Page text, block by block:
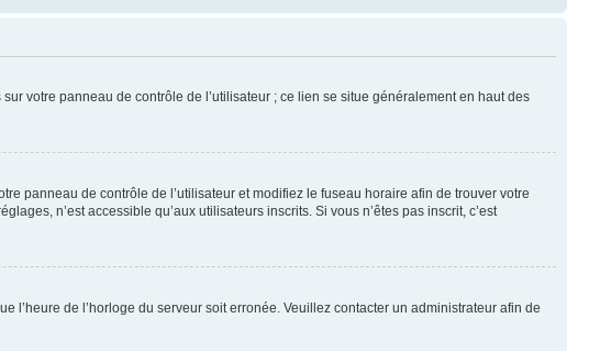
votre panneau de contrôle de l’utilisateur ; ce lien se situe généralement en haut des
panneau de contrôle de l’utilisateur et modifiez le fuseau horaire afin de trouver votre
n’est accessible qu’aux utilisateurs inscrits. Si vous n’êtes pas inscrit, c’est
l’heure de l’horloge du serveur soit erronée. Veuillez contacter un administrateur afin de